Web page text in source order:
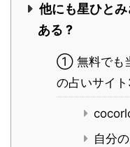
他にも星ひと
ある ?
① 無料でも
の占いサイ
自分